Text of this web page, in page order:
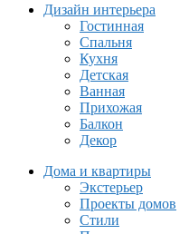
Дизайн интерьера
Гостинная
Спальня
Кухня
Детская
Ванная
Прихожая
Балкон
Декор
Дома и квартиры
Экстерьер
Проекты домов
Стили